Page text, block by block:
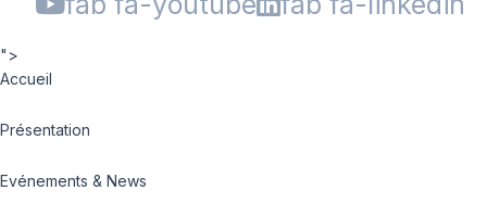
">
Accueil
Présentation
Evénements & News